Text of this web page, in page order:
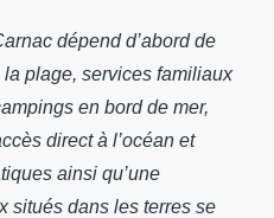
dépend d’abord de
plage, services familiaux
en bord de mer,
direct à l’océan et
ainsi qu’une
situés dans les terres se